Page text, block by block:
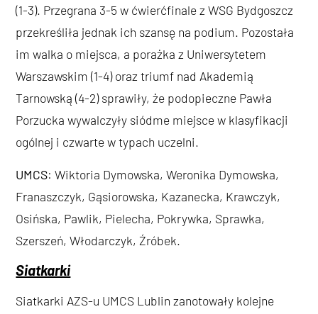
(1-3). Przegrana 3-5 w ćwierćfinale z WSG Bydgoszcz
przekreśliła jednak ich szansę na podium. Pozostała
im walka o miejsca, a porażka z Uniwersytetem
Warszawskim (1-4) oraz triumf nad Akademią
Tarnowską (4-2) sprawiły, że podopieczne Pawła
Porzucka wywalczyły siódme miejsce w klasyfikacji
ogólnej i czwarte w typach uczelni.
UMCS: Wiktoria Dymowska, Weronika Dymowska,
Franaszczyk, Gąsiorowska, Kazanecka, Krawczyk,
Osińska, Pawlik, Pielecha, Pokrywka, Sprawka,
Szerszeń, Włodarczyk, Źróbek.
Siatkarki
Siatkarki AZS-u UMCS Lublin zanotowały kolejne